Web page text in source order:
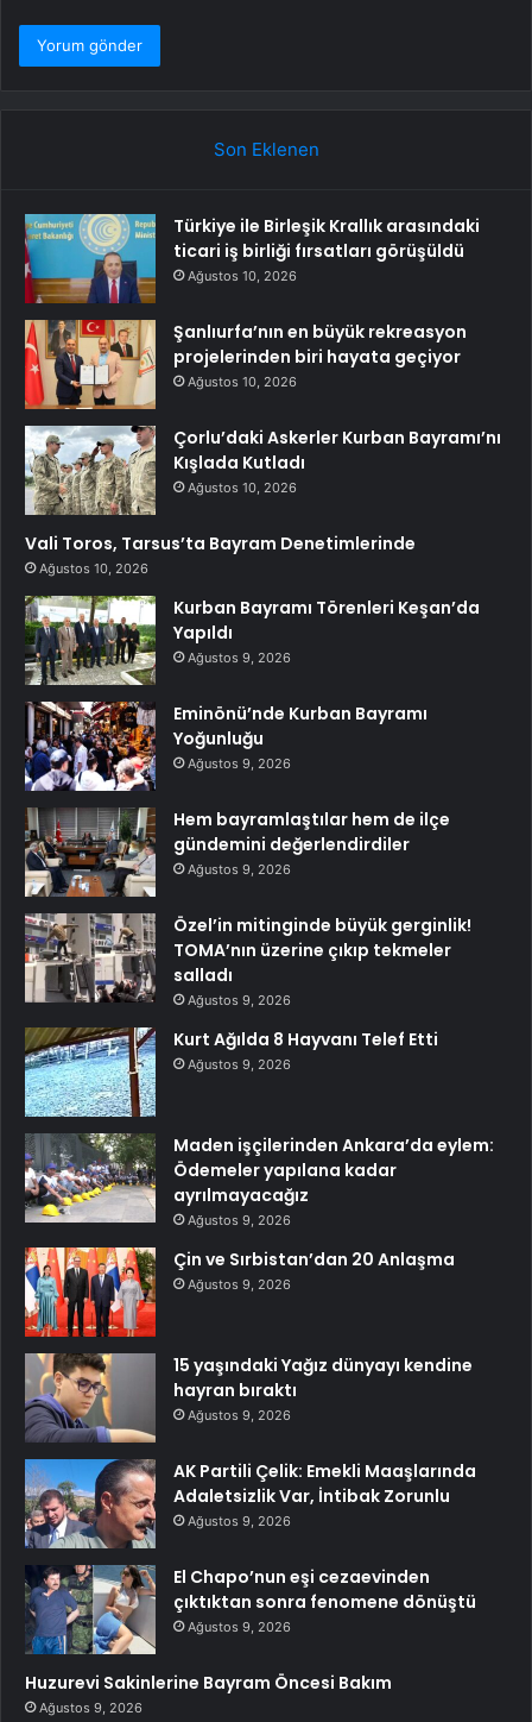
Son Eklenen
Türkiye ile Birleşik Krallık arasındaki
ticari iş birliği fırsatları görüşüldü
Ağustos 10, 2026
Şanlıurfa’nın en büyük rekreasyon
projelerinden biri hayata geçiyor
Ağustos 10, 2026
Çorlu’daki Askerler Kurban Bayramı’nı
Kışlada Kutladı
Ağustos 10, 2026
Vali Toros, Tarsus’ta Bayram Denetimlerinde
Ağustos 10, 2026
Kurban Bayramı Törenleri Keşan’da
Yapıldı
Ağustos 9, 2026
Eminönü’nde Kurban Bayramı
Yoğunluğu
Ağustos 9, 2026
Hem bayramlaştılar hem de ilçe
gündemini değerlendirdiler
Ağustos 9, 2026
Özel’in mitinginde büyük gerginlik!
TOMA’nın üzerine çıkıp tekmeler
salladı
Ağustos 9, 2026
Kurt Ağılda 8 Hayvanı Telef Etti
Ağustos 9, 2026
Maden işçilerinden Ankara’da eylem:
Ödemeler yapılana kadar
ayrılmayacağız
Ağustos 9, 2026
Çin ve Sırbistan’dan 20 Anlaşma
Ağustos 9, 2026
15 yaşındaki Yağız dünyayı kendine
hayran bıraktı
Ağustos 9, 2026
AK Partili Çelik: Emekli Maaşlarında
Adaletsizlik Var, İntibak Zorunlu
Ağustos 9, 2026
El Chapo’nun eşi cezaevinden
çıktıktan sonra fenomene dönüştü
Ağustos 9, 2026
Huzurevi Sakinlerine Bayram Öncesi Bakım
Ağustos 9, 2026